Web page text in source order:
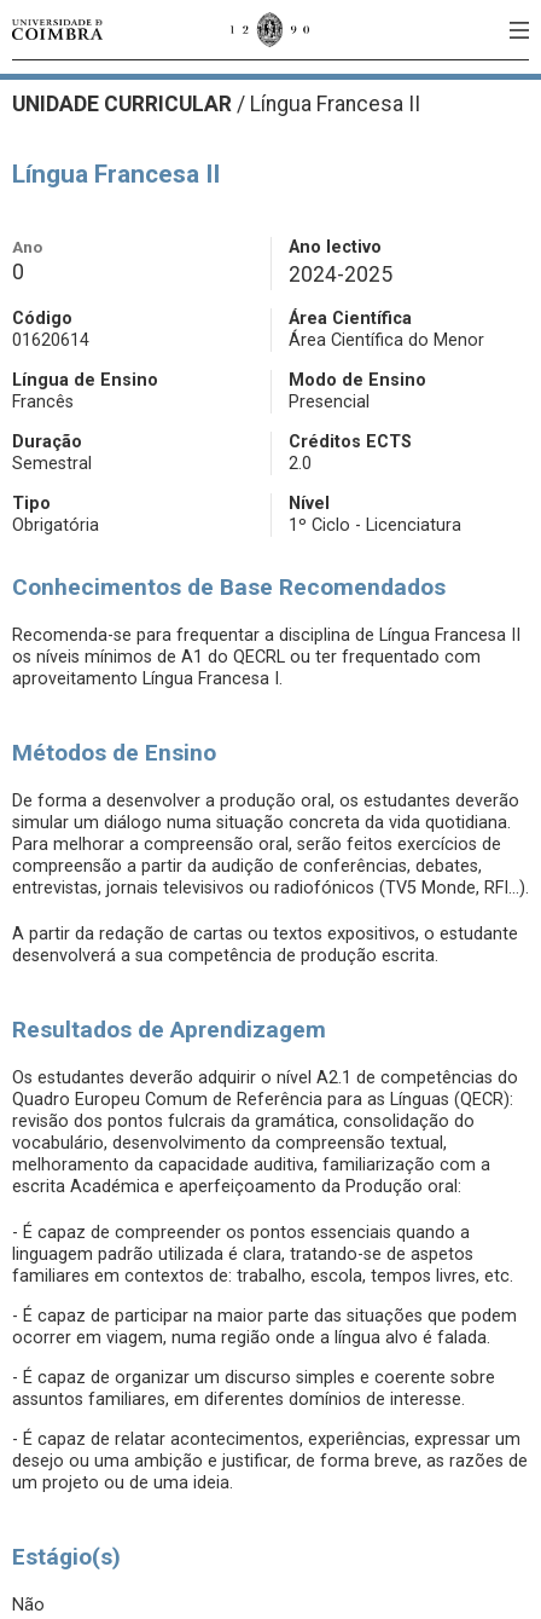
UNIDADE CURRICULAR / Língua Francesa II
Língua Francesa II
Ano
0
Ano lectivo
2024-2025
Código
01620614
Área Científica
Área Científica do Menor
Língua de Ensino
Francês
Modo de Ensino
Presencial
Duração
Semestral
Créditos ECTS
2.0
Tipo
Obrigatória
Nível
1º Ciclo - Licenciatura
Conhecimentos de Base Recomendados
Recomenda-se para frequentar a disciplina de Língua Francesa II
os níveis mínimos de A1 do QECRL ou ter frequentado com
aproveitamento Língua Francesa I.
Métodos de Ensino
De forma a desenvolver a produção oral, os estudantes deverão
simular um diálogo numa situação concreta da vida quotidiana.
Para melhorar a compreensão oral, serão feitos exercícios de
compreensão a partir da audição de conferências, debates,
entrevistas, jornais televisivos ou radiofónicos (TV5 Monde, RFI…).
A partir da redação de cartas ou textos expositivos, o estudante
desenvolverá a sua competência de produção escrita.
Resultados de Aprendizagem
Os estudantes deverão adquirir o nível A2.1 de competências do
Quadro Europeu Comum de Referência para as Línguas (QECR):
revisão dos pontos fulcrais da gramática, consolidação do
vocabulário, desenvolvimento da compreensão textual,
melhoramento da capacidade auditiva, familiarização com a
escrita Académica e aperfeiçoamento da Produção oral:
- É capaz de compreender os pontos essenciais quando a
linguagem padrão utilizada é clara, tratando-se de aspetos
familiares em contextos de: trabalho, escola, tempos livres, etc.
- É capaz de participar na maior parte das situações que podem
ocorrer em viagem, numa região onde a língua alvo é falada.
- É capaz de organizar um discurso simples e coerente sobre
assuntos familiares, em diferentes domínios de interesse.
- É capaz de relatar acontecimentos, experiências, expressar um
desejo ou uma ambição e justificar, de forma breve, as razões de
um projeto ou de uma ideia.
Estágio(s)
Não